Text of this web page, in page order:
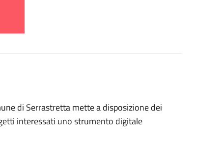
di Serrastretta mette a disposizione dei
interessati uno strumento digitale